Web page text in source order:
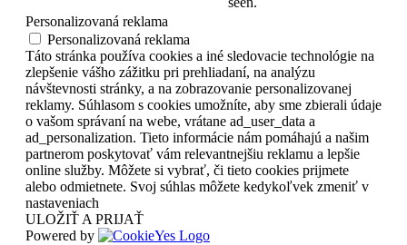
Personalizovaná reklama
Personalizovaná reklama
Táto stránka používa cookies a iné sledovacie technológie na
zlepšenie vášho zážitku pri prehliadaní, na analýzu
návštevnosti stránky, a na zobrazovanie personalizovanej
reklamy. Súhlasom s cookies umožníte, aby sme zbierali údaje
o vašom správaní na webe, vrátane ad_user_data a
ad_personalization. Tieto informácie nám pomáhajú a našim
partnerom poskytovať vám relevantnejšiu reklamu a lepšie
online služby. Môžete si vybrať, či tieto cookies prijmete
alebo odmietnete. Svoj súhlas môžete kedykoľvek zmeniť v
nastaveniach
ULOŽIŤ A PRIJAŤ
Powered by